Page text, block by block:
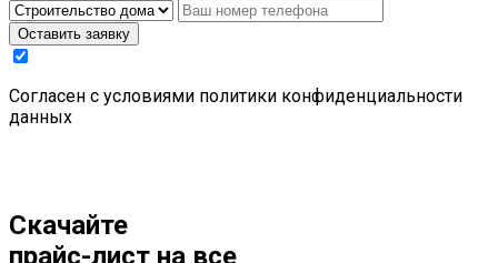
Оставить заявку
Cогласен с условиями политики конфиденциальности
данных
Скачайте
прайс-лист на все